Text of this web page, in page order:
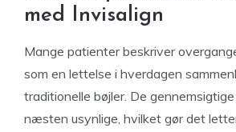
med Invisalign
Mange patienter beskriver
som en lettelse i hverdagen
traditionelle bøjler. De
næsten usynlige, hvilket gør det